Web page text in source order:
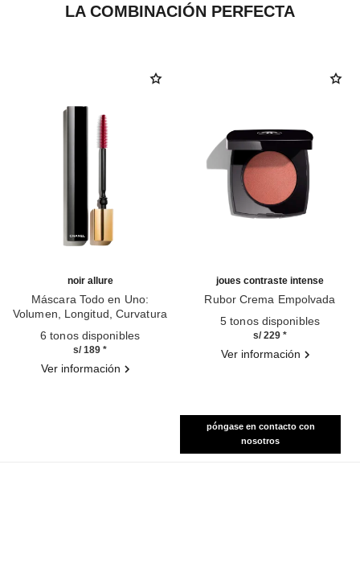
LA COMBINACIÓN PERFECTA
noir allure
Máscara Todo en Uno:
Volumen, Longitud, Curvatura
6 tonos disponibles
s/ 189 *
Ver información
joues contraste intense
Rubor Crema Empolvada
5 tonos disponibles
s/ 229 *
Ver información
póngase en contacto con
nosotros